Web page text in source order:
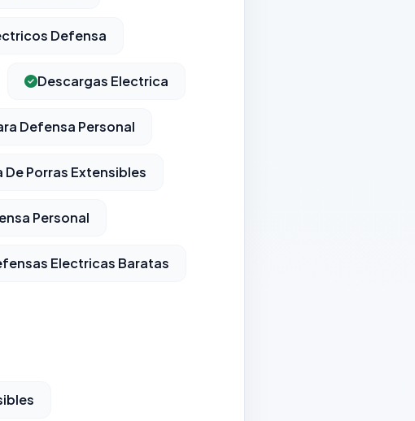
Defensa
Descargas Electrica
Defensa Personal
De Porras Extensibles
Personal
Electricas Baratas